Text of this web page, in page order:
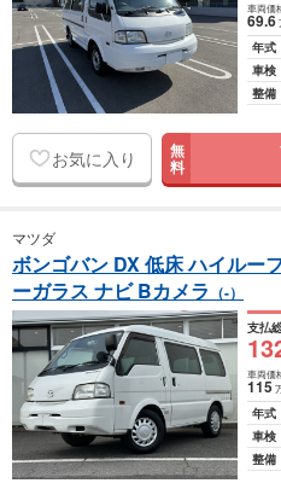
車両価
69.6
年式
車検
整備
お気に入り 無
料
マツダ
ボンゴバン DX 低床 ハイルー
ーガラス ナビ Bカメラ （-）
支払
車両価
115
年式
車検
整備